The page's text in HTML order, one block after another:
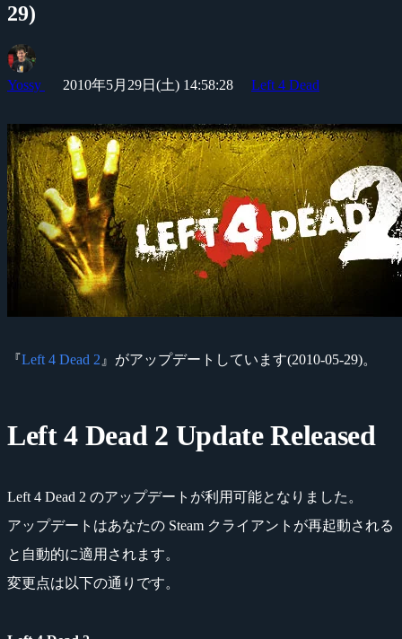
29)
Yossy 2010年5月29日(土) 14:58:28 Left 4 Dead
『Left 4 Dead 2 』がアップデートしています(2010-05-29)。
Left 4 Dead 2 Update Released
Left 4 Dead 2 のアップデートが利用可能となりました。
アップデートはあなたの Steam クライアントが再起動される
と自動的に適用されます。
変更点は以下の通りです。